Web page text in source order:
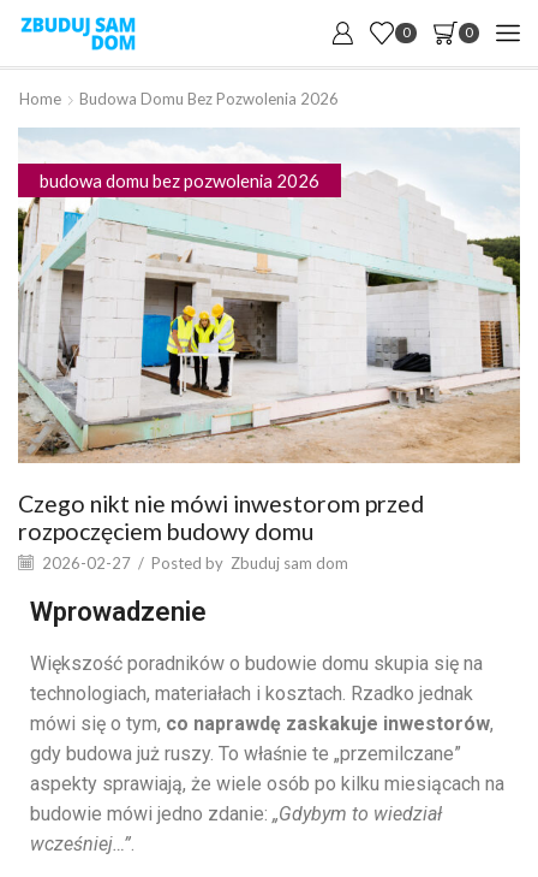
0 0
Home Budowa Domu Bez Pozwolenia 2026
budowa domu bez pozwolenia 2026
Czego nikt nie mówi inwestorom przed
rozpoczęciem budowy domu
2026-02-27 / Posted by Zbuduj sam dom
Wprowadzenie
Większość poradników o budowie domu skupia się na
technologiach, materiałach i kosztach. Rzadko jednak
mówi się o tym, co naprawdę zaskakuje inwestorów,
gdy budowa już ruszy. To właśnie te „przemilczane”
aspekty sprawiają, że wiele osób po kilku miesiącach na
budowie mówi jedno zdanie: „Gdybym to wiedział
wcześniej…”